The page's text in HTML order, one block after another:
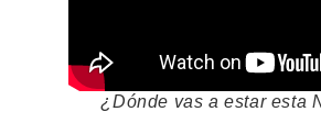
¿Dónde vas a estar esta